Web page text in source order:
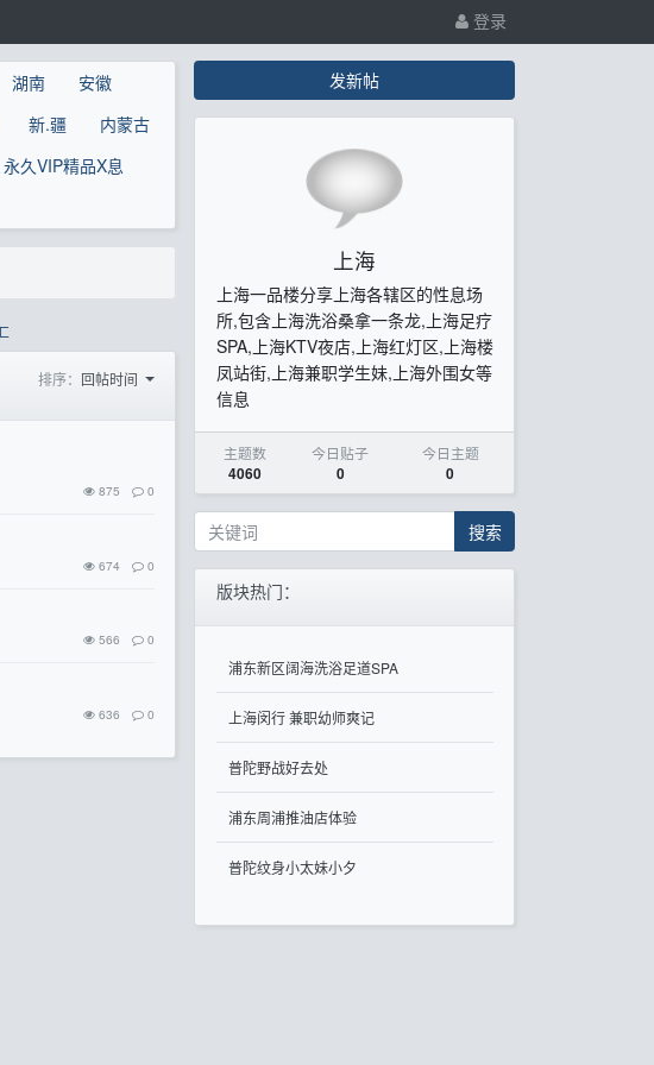
登录
湖南
安徽
新.疆
内蒙古
永久VIP精品X息
排序： 回帖时间
875 0
674 0
566 0
636 0
发新帖
上海
上海一品楼分享上海各辖区的性息场
所,包含上海洗浴桑拿一条龙,上海足疗
SPA,上海KTV夜店,上海红灯区,上海楼
凤站街,上海兼职学生妹,上海外围女等
信息
主题数
4060
今日贴子
0
今日主题
0
搜索
版块热门：
浦东新区阔海洗浴足道SPA
上海闵行 兼职幼师爽记
普陀野战好去处
浦东周浦推油店体验
普陀纹身小太妹小夕